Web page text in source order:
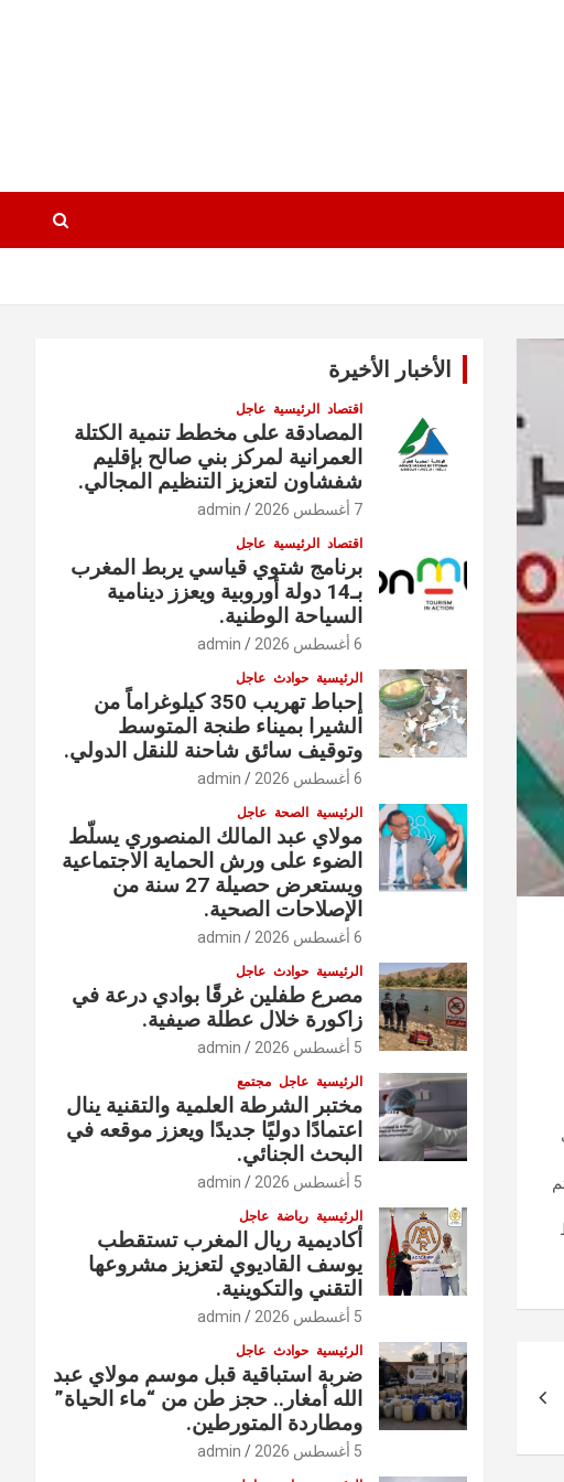
الأخبار الأخيرة
اقتصاد الرئيسية عاجل
المصادقة على مخطط تنمية الكتلة
العمرانية لمركز بني صالح بإقليم
شفشاون لتعزيز التنظيم المجالي.
7 أغسطس 2026 admin
اقتصاد الرئيسية عاجل
برنامج شتوي قياسي يربط المغرب
بـ14 دولة أوروبية ويعزز دينامية
السياحة الوطنية.
6 أغسطس 2026 admin
الرئيسية حوادث عاجل
إحباط تهريب 350 كيلوغراماً من
الشيرا بميناء طنجة المتوسط
وتوقيف سائق شاحنة للنقل الدولي.
6 أغسطس 2026 admin
الرئيسية الصحة عاجل
مولاي عبد المالك المنصوري يسلّط
الضوء على ورش الحماية الاجتماعية
ويستعرض حصيلة 27 سنة من
الإصلاحات الصحية.
6 أغسطس 2026 admin
الرئيسية حوادث عاجل
مصرع طفلين غرقًا بوادي درعة في
زاكورة خلال عطلة صيفية.
5 أغسطس 2026 admin
الرئيسية عاجل مجتمع
مختبر الشرطة العلمية والتقنية ينال
اعتمادًا دوليًا جديدًا ويعزز موقعه في
البحث الجنائي.
5 أغسطس 2026 admin
الرئيسية رياضة عاجل
أكاديمية ريال المغرب تستقطب
يوسف القاديوي لتعزيز مشروعها
التقني والتكوينية.
5 أغسطس 2026 admin
الرئيسية حوادث عاجل
ضربة استباقية قبل موسم مولاي عبد
الله أمغار.. حجز طن من “ماء الحياة”
ومطاردة المتورطين.
5 أغسطس 2026 admin